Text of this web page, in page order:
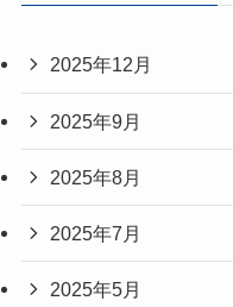
2025年12月
2025年9月
2025年8月
2025年7月
2025年5月